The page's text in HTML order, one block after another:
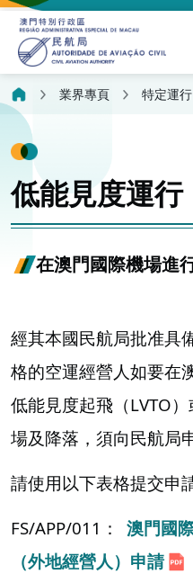
業界專頁 特定運行
低能見度運行
在澳門國際機場進
經其本國民航局批准具
格的空運經營人如要在
低能見度起飛（LVTO
場及降落，須向民航局
請使用以下表格提交申
FS/APP/011：
澳門國
（外地經營人）申請